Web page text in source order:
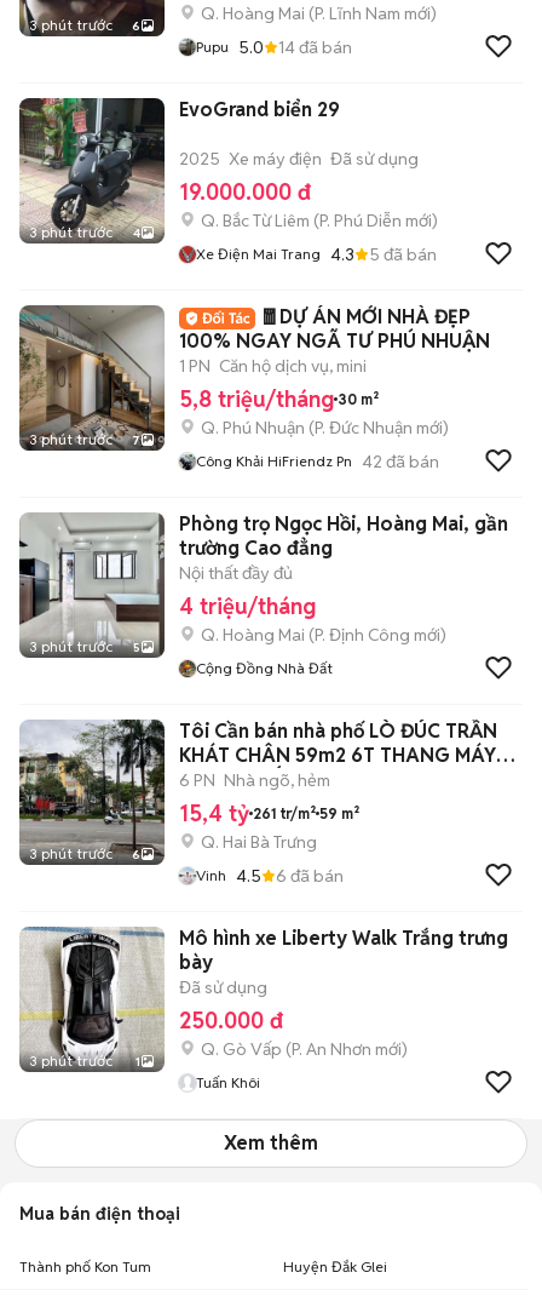
3 phút trước 6
Q. Hoàng Mai (P. Lĩnh Nam mới)
Pupu 5.0 14đã bán
3 phút trước 4
EvoGrand biển 29
2025 Xe máy điện Đã sử dụng
19.000.000 đ
Q. Bắc Từ Liêm (P. Phú Diễn mới)
Xe Điện Mai Trang 4.3 5 đã bán
3 phút trước 7
🧧DỰ ÁN MỚI NHÀ ĐẸP
100% NGAY NGÃ TƯ PHÚ NHUẬN
1 PN Căn hộ dịch vụ, mini
5,8 triệu/tháng 30 m²
Q. Phú Nhuận (P. Đức Nhuận mới)
Công Khải HiFriendz Pn 42 đã bán
3 phút trước 5
Phòng trọ Ngọc Hồi, Hoàng Mai, gần
trường Cao đẳng
Nội thất đầy đủ
4 triệu/tháng
Q. Hoàng Mai (P. Định Công mới)
Cộng Đồng Nhà Đất
3 phút trước 6
Tôi Cần bán nhà phố LÒ ĐÚC TRẦN
KHÁT CHÂN 59m2 6T THANG MÁY
5M RA PHỐ
6 PN Nhà ngõ, hẻm
15,4 tỷ 261 tr/m² 59 m²
Q. Hai Bà Trưng
Vinh 4.5 6 đã bán
3 phút trước 1
Mô hình xe Liberty Walk Trắng trưng
bày
Đã sử dụng
250.000 đ
Q. Gò Vấp (P. An Nhơn mới)
Tuấn Khôi
Xem thêm
Mua bán điện thoại
Thành phố Kon Tum Huyện Đắk Glei